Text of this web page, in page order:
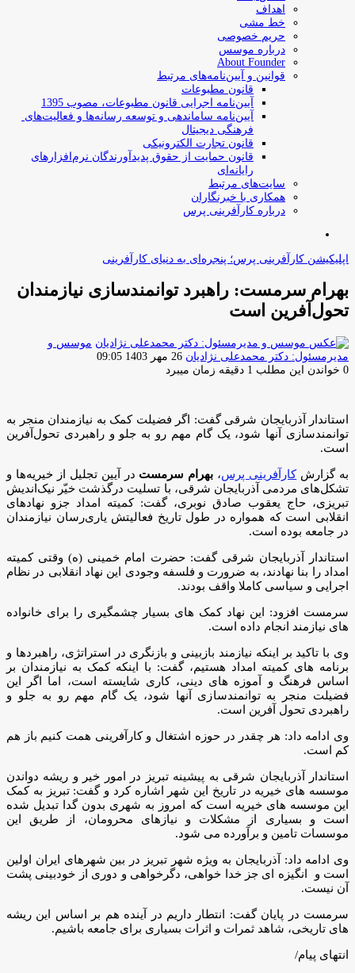
اهداف
خط مشی
حریم خصوصی
درباره موسس
About Founder
قوانین و آیین‌نامه‌های مرتبط
‌قانون مطبوعات
آیین‌نامه اجرایی قانون مطبوعات، مصوب 1395
آیین‌نامه سامان­دهی و توسعه رسانه­‌ها و فعالیت‌­های
فرهنگی دیجیتال
قانون تجارت الکترونیکی
قانون حمایت از حقوق پدیدآورندگان نرم‌افزارهای
رایانه‌ای
سایت‌های مرتبط
همکاری با خبرنگاران
درباره کارآفرینی پرس
اپلیکیشن کارآفرینی پرس؛ پنجره‌ای به دنیای کارآفرینی
بهرام سرمست: راهبرد توانمندسازی نیازمندان
تحول‌آفرین است
موسس و
مدیرمسئول: دکتر محمدعلی نژادیان ارسال
ایمیل
26 مهر 1403 09:05
0 خواندن این مطلب 1 دقیقه زمان میبرد
استاندار آذربایجان شرقی گفت: اگر فضیلت کمک به نیازمندان منجر به
توانمندسازی آنها شود، یک گام مهم رو به جلو و راهبردی تحول‌آفرین
است.
به گزارشکارآفرینی پرس، بهرام سرمست در آیین تجلیل از خیریه‌ها و
تشکل‌های مردمی آذربایجان شرقی، با تسلیت درگذشت خیّر نیک‌اندیش
تبریزی، حاج یعقوب صادق نوبری، گفت: کمیته امداد جزو نهادهای
انقلابی است که همواره در طول تاریخ فعالیتش یاری‌رسان نیازمندان
در جامعه بوده است.
استاندار آذربایجان شرقی گفت: حضرت امام خمینی (ه) وقتی کمیته
امداد را بنا نهادند، به ضرورت و فلسفه وجودی این نهاد انقلابی در نظام
اجرایی و سیاسی کاملا واقف بودند.
سرمست افزود: این نهاد کمک های بسیار چشمگیری را برای خانواده
های نیازمند انجام داده است.
وی با تاکید بر اینکه نیازمند بازبینی و بازنگری در استراتژی، راهبردها و
برنامه های کمیته امداد هستیم، گفت: با اینکه کمک به نیازمندان بر
اساس فرهنگ و آموزه های دینی، کاری شایسته است، اما اگر این
فضیلت منجر به توانمندسازی آنها شود، یک گام مهم رو به جلو و
راهبردی تحول آفرین است.
وی ادامه داد: هر چقدر در حوزه اشتغال و کارآفرینی همت کنیم باز هم
کم است.
استاندار آذربایجان شرقی به پیشینه تبریز در امور خیر و ریشه دواندن
موسسه های خیریه در تاریخ این شهر اشاره کرد و گفت: تبریز به کمک
این موسسه های خیریه است که امروز به شهری بدون گدا تبدیل شده
است و بسیاری از مشکلات و نیازهای محرومان، از طریق این
موسسات تامین و برآورده می شود.
وی ادامه داد: آذربایجان به ویژه شهر تبریز در بین شهرهای ایران اولین
است و انگیزه ای جز خدا خواهی، دگرخواهی و دوری از خودبینی پشت
آن نیست.
سرمست در پایان گفت: انتطار داریم در آینده هم بر اساس این ریشه
های تاریخی، شاهد ثمرات و اثرات بسیاری برای جامعه باشیم.
انتهای پیام/